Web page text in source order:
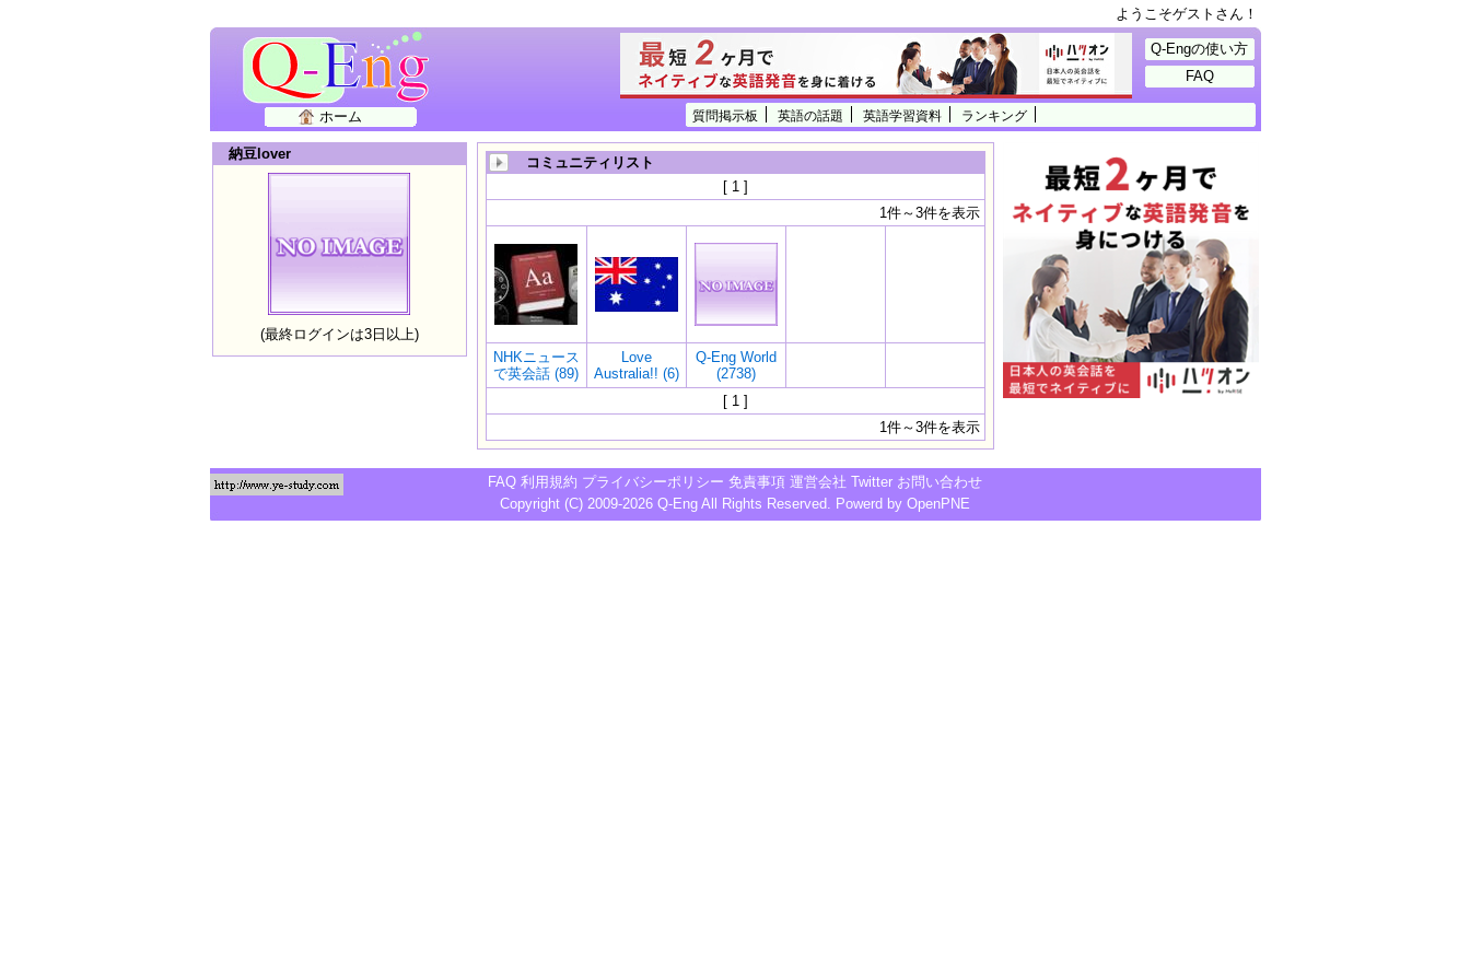
ようこそゲストさん！
質問掲示板 英語の話題 英語学習資料 ランキング
ホーム
Q-Engの使い方
FAQ
納豆lover
(最終ログインは3日以上)
コミュニティリスト
[ 1 ]
1件～3件を表示
NHKニュース
で英会話 (89)
Love
Australia!! (6)
Q-Eng World
(2738)
[ 1 ]
1件～3件を表示
FAQ 利用規約 プライバシーポリシー 免責事項 運営会社 Twitter お問い合わせ
Copyright (C) 2009-2026 Q-Eng All Rights Reserved. Powerd by OpenPNE